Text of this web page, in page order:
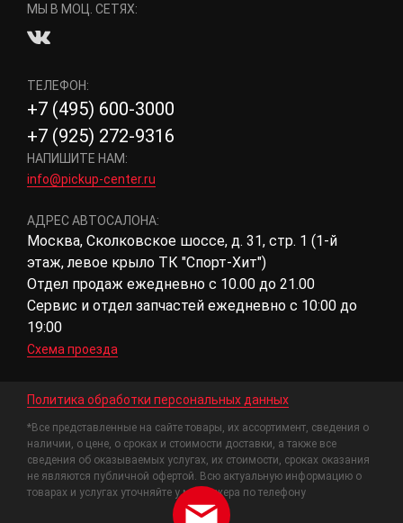
МЫ В МОЦ. СЕТЯХ:
ТЕЛЕФОН:
+7 (495) 600-3000
+7 (925) 272-9316
НАПИШИТЕ НАМ:
info@pickup-center.ru
АДРЕС АВТОСАЛОНА:
Москва, Сколковское шоссе, д. 31, стр. 1 (1-й
этаж, левое крыло ТК "Спорт-Хит")
Отдел продаж ежедневно с 10.00 до 21.00
Сервис и отдел запчастей ежедневно с 10:00 до
19:00
Схема проезда
Политика обработки персональных данных
*Все представленные на сайте товары, их ассортимент, сведения о
наличии, о цене, о сроках и стоимости доставки, а также все
сведения об оказываемых услугах, их стоимости, сроках оказания
не являются публичной офертой. Всю актуальную информацию о
товарах и услугах уточняйте у менеджера по телефону